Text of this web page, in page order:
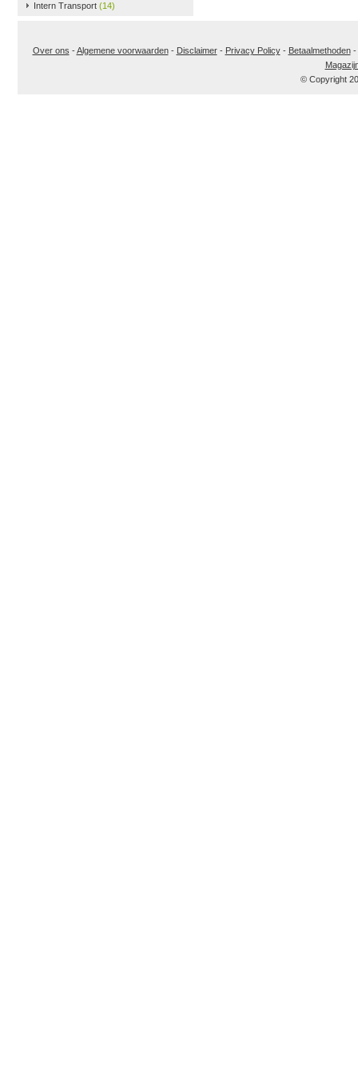
Intern Transport (14)
Over ons -Algemene voorwaarden- Disclaimer- Privacy Policy- Betaalmethoden-
© Copyright